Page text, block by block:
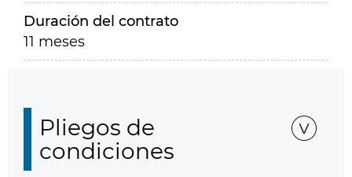
Duración del contrato
11 meses
Pliegos de
condiciones